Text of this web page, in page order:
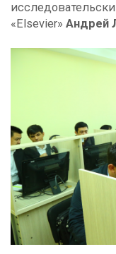
«Elsevier» Андрей